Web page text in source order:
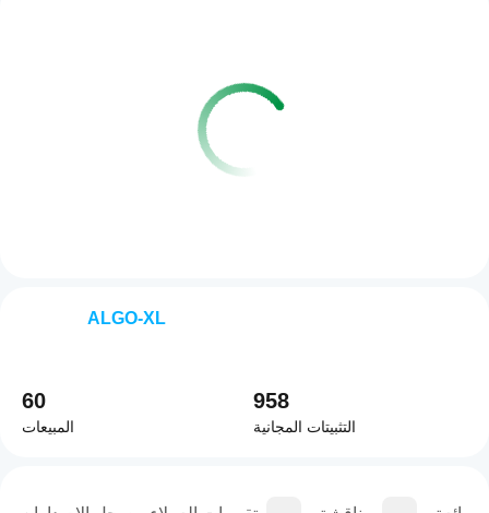
ALGO-XL
60
المبيعات
958
التثبيتات المجانية